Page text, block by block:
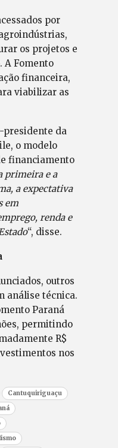
por
os projetos e
A Fomento
financeira,
viabilizar as
presidente da
o modelo
financiamento
primeira e a
a expectativa
em
renda e
“, disse.
outros
análise técnica.
Paraná
permitindo
R$
nos
Cantuquiriguaçu